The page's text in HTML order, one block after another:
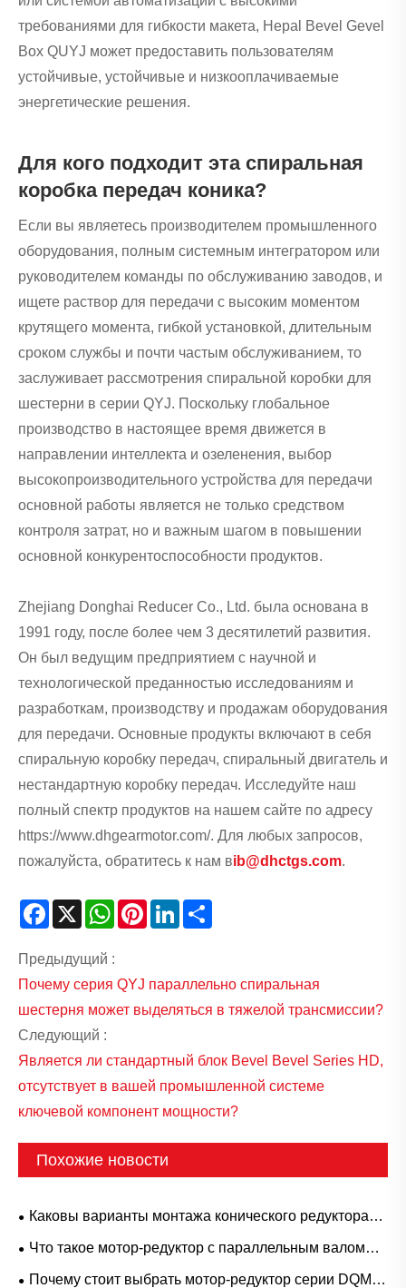
требованиями для гибкости макета, Hepal Bevel Gevel
Box QUYJ может предоставить пользователям
устойчивые, устойчивые и низкооплачиваемые
энергетические решения.
Для кого подходит эта спиральная
коробка передач коника?
Если вы являетесь производителем промышленного
оборудования, полным системным интегратором или
руководителем команды по обслуживанию заводов, и
ищете раствор для передачи с высоким моментом
крутящего момента, гибкой установкой, длительным
сроком службы и почти частым обслуживанием, то
заслуживает рассмотрения спиральной коробки для
шестерни в серии QYJ. Поскольку глобальное
производство в настоящее время движется в
направлении интеллекта и озеленения, выбор
высокопроизводительного устройства для передачи
основной работы является не только средством
контроля затрат, но и важным шагом в повышении
основной конкурентоспособности продуктов.
Zhejiang Donghai Reducer Co., Ltd. была основана в
1991 году, после более чем 3 десятилетий развития.
Он был ведущим предприятием с научной и
технологической преданностью исследованиям и
разработкам, производству и продажам оборудования
для передачи. Основные продукты включают в себя
спиральную коробку передач, спиральный двигатель и
нестандартную коробку передач. Исследуйте наш
полный спектр продуктов на нашем сайте по адресу
https://www.dhgearmotor.com/. Для любых запросов,
пожалуйста, обратитесь к нам вib@dhctgs.com.
Facebook
X WhatsAppPinterestLinkedIn
Предыдущий :
Почему серия QYJ параллельно спиральная
шестерня может выделяться в тяжелой трансмиссии?
Следующий :
Является ли стандартный блок Bevel Bevel Series HD,
отсутствует в вашей промышленной системе
ключевой компонент мощности?
Похожие новости
Каковы варианты монтажа конического редуктора
серии HD: конфигурации с лапой, фланцем, валом и
Что такое мотор-редуктор с параллельным валом
серии P и как он передает мощность?
Почему стоит выбрать мотор-редуктор серии DQM